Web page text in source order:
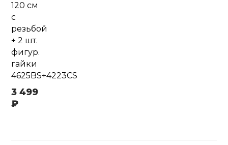
120 см
с
резьбой
+ 2 шт.
фигур.
гайки
4625BS+4223CS
3 499
₽